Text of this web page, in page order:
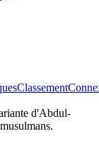
Classement
d'Abdul-